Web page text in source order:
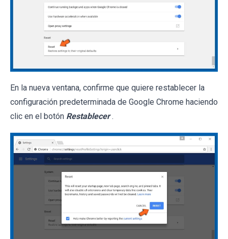
En la nueva ventana, confirme que quiere restablecer la
configuración predeterminada de Google Chrome haciendo
clic en el botón Restablecer .